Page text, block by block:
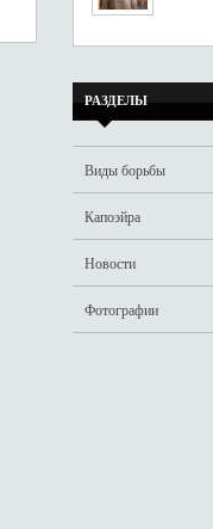
РАЗДЕЛЫ
Виды борьбы
Капоэйра
Новости
Фотографии